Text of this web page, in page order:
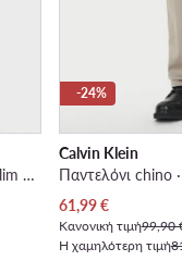
Παντελόνι υφασμάτινο · Μαύρο · Slim Fit
-24%
Calvin Klein
Παντελόνι chino
Τρέχουσα τιμή
61,99€
Κανονική τιμή99,90
Η χαμηλότερη τιμή